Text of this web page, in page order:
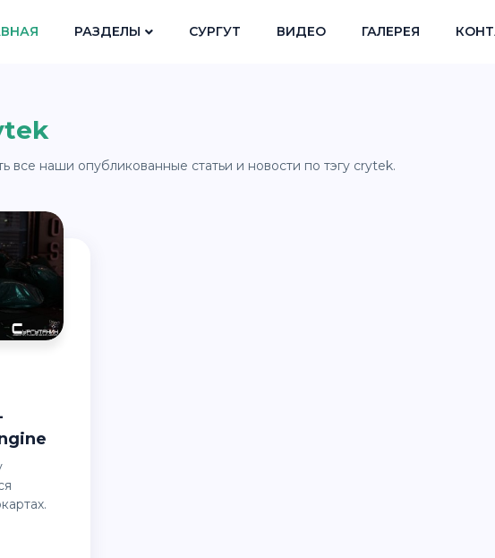
РАЗДЕЛЫ СУРГУТ ВИДЕО ГАЛЕРЕЯ
все наши опубликованные статьи и новости по тэгу crytek.